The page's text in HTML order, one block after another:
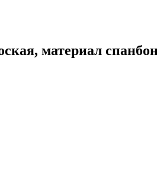
материал